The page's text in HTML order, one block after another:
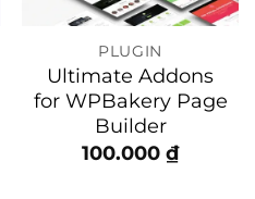
PLUGIN
Ultimate Addons
for WPBakery Page
Builder
100.000 ₫